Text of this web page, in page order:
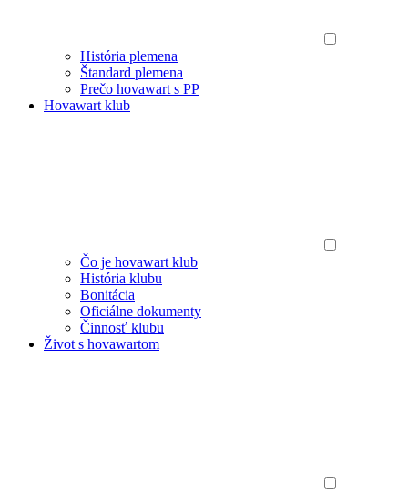
História plemena
Štandard plemena
Prečo hovawart s PP
Hovawart klub
Čo je hovawart klub
História klubu
Bonitácia
Oficiálne dokumenty
Činnosť klubu
Život s hovawartom